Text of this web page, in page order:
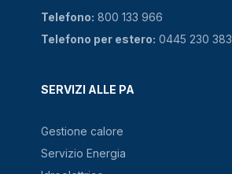
SERVIZI ALLE PA
Gestione calore
Servizio Energia
Telefono: 800 133 966
Telefono per estero: 0445 230 383